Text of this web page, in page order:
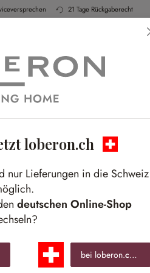
21 Tage Rückgaberecht
Bad
loberon.ch
nur Lieferungen in die Schweiz
deutschen Online-Shop
bei loberon.ch